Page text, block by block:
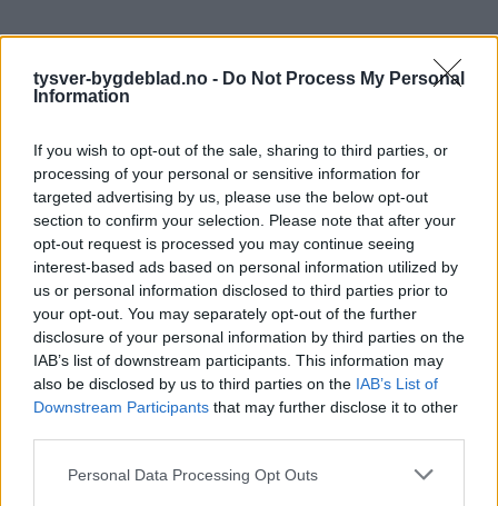
tysver-bygdeblad.no - Do Not Process My Personal
Information
If you wish to opt-out of the sale, sharing to third parties, or
processing of your personal or sensitive information for
targeted advertising by us, please use the below opt-out
section to confirm your selection. Please note that after your
opt-out request is processed you may continue seeing
interest-based ads based on personal information utilized by
us or personal information disclosed to third parties prior to
your opt-out. You may separately opt-out of the further
disclosure of your personal information by third parties on the
IAB’s list of downstream participants. This information may
also be disclosed by us to third parties on the IAB’s List of
Downstream Participants that may further disclose it to other
Personal Data Processing Opt Outs